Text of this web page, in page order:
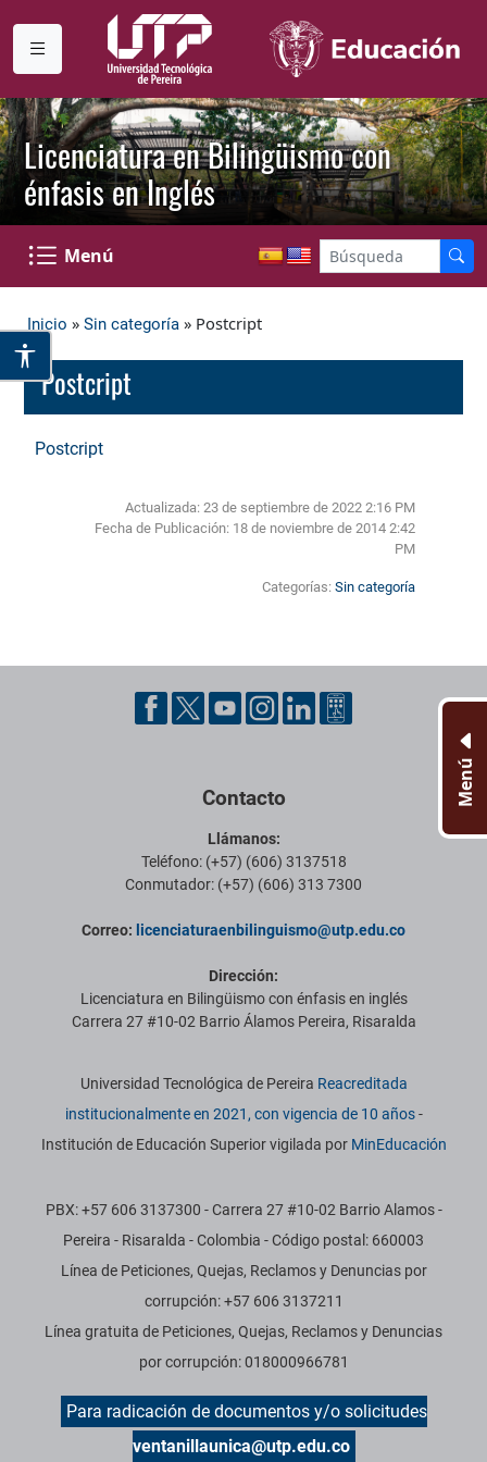
Licenciatura en Bilingüismo con
énfasis en Inglés
Menú
Inicio » Sin categoría » Postcript
Postcript
Postcript
Actualizada: 23 de septiembre de 2022 2:16 PM
Fecha de Publicación: 18 de noviembre de 2014 2:42
PM
Categorías: Sin categoría
Menú
Pie de página con información de contacto, redes sociales y datos
Contacto
Llámanos:
Teléfono: (+57) (606) 3137518
Conmutador: (+57) (606) 313 7300
Correo: licenciaturaenbilinguismo@utp.edu.co
Dirección:
Licenciatura en Bilingüismo con énfasis en inglés
Carrera 27 #10-02 Barrio Álamos Pereira, Risaralda
Información institucional
Universidad Tecnológica de Pereira Reacreditada
institucionalmente en 2021, con vigencia de 10 años-
Institución de Educación Superior vigilada por MinEducación
PBX: +57 606 3137300 - Carrera 27 #10-02 Barrio Alamos -
Pereira - Risaralda - Colombia - Código postal: 660003
Línea de Peticiones, Quejas, Reclamos y Denuncias por
corrupción: +57 606 3137211
Línea gratuita de Peticiones, Quejas, Reclamos y Denuncias
por corrupción: 018000966781
Para radicación de documentos y/o solicitudes
ventanillaunica@utp.edu.co